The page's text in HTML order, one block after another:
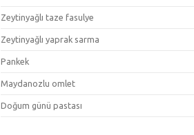
Zeytinyağlı taze fasulye
Zeytinyağlı yaprak sarma
Pankek
Maydanozlu omlet
Doğum günü pastası